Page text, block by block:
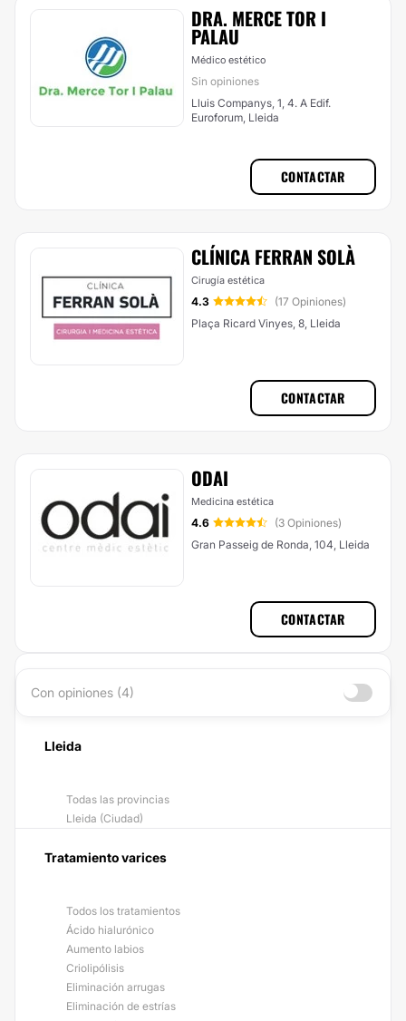
DRA. MERCE TOR I
PALAU
Médico estético
Sin opiniones
Lluis Companys, 1, 4. A Edif.
Euroforum, Lleida
CONTACTAR
CLÍNICA FERRAN SOLÀ
Cirugía estética
4.3
(17 Opiniones)
Plaça Ricard Vinyes, 8, Lleida
CONTACTAR
ODAI
Medicina estética
4.6
(3 Opiniones)
Gran Passeig de Ronda, 104, Lleida
CONTACTAR
Con opiniones (4)
Lleida
Todas las provincias
Lleida (Ciudad)
Tratamiento varices
Todos los tratamientos
Ácido hialurónico
Aumento labios
Criolipólisis
Eliminación arrugas
Eliminación de estrías